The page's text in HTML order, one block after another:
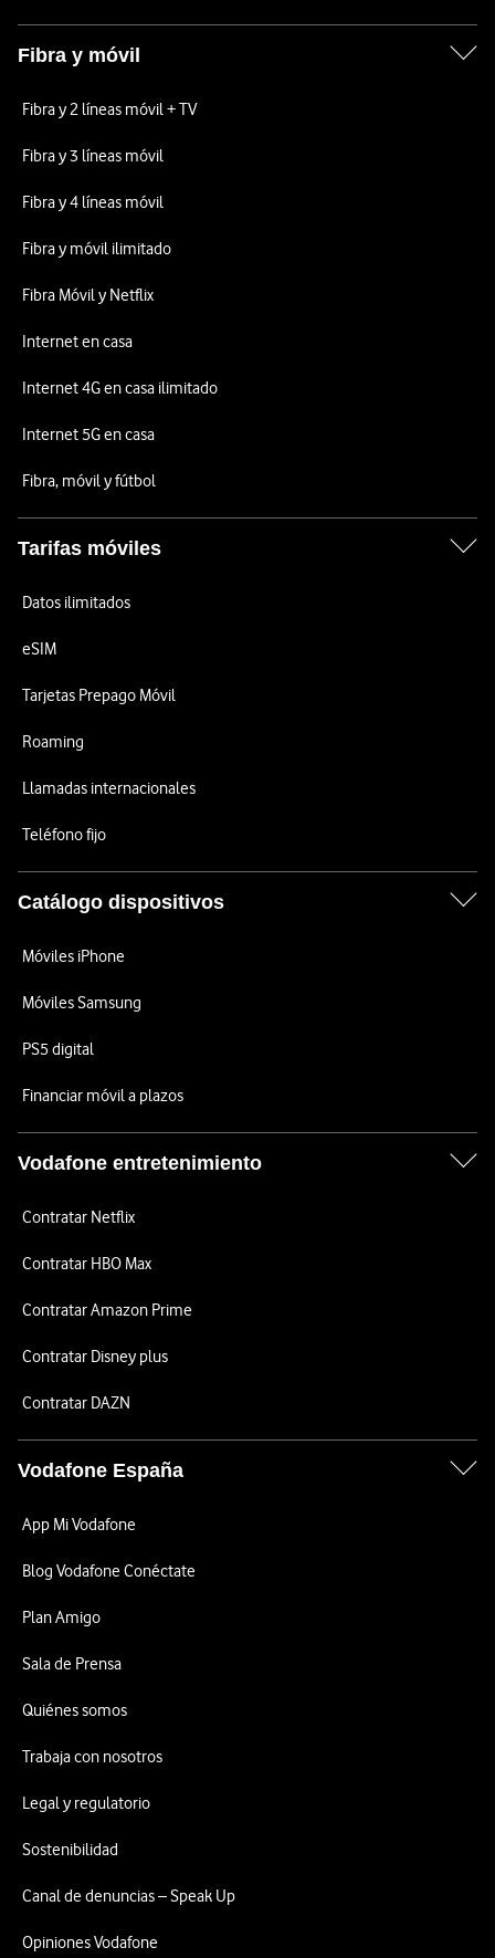
Fibra y móvil
Fibra y 2 líneas móvil + TV
Fibra y 3 líneas móvil
Fibra y 4 líneas móvil
Fibra y móvil ilimitado
Fibra Móvil y Netflix
Internet en casa
Internet 4G en casa ilimitado
Internet 5G en casa
Fibra, móvil y fútbol
Tarifas móviles
Datos ilimitados
eSIM
Tarjetas Prepago Móvil
Roaming
Llamadas internacionales
Teléfono fijo
Catálogo dispositivos
Móviles iPhone
Móviles Samsung
PS5 digital
Financiar móvil a plazos
Vodafone entretenimiento
Contratar Netflix
Contratar HBO Max
Contratar Amazon Prime
Contratar Disney plus
Contratar DAZN
Vodafone España
App Mi Vodafone
Blog Vodafone Conéctate
Plan Amigo
Sala de Prensa
Quiénes somos
Trabaja con nosotros
Legal y regulatorio
Sostenibilidad
Canal de denuncias – Speak Up
Opiniones Vodafone